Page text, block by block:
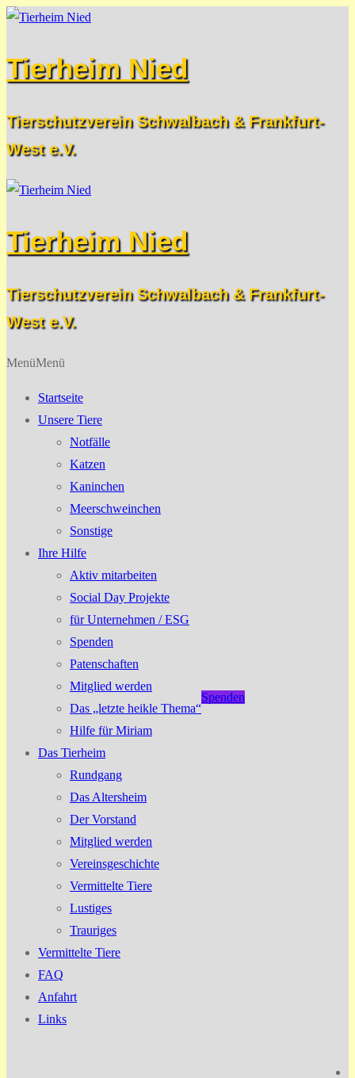
Zum
springen
Menü
Schließen
Tierheim Nied
Tierschutzverein Schwalbach & Frankfurt-
West e.V.
Tierheim Nied
Tierschutzverein Schwalbach & Frankfurt-
West e.V.
MenüMenü
Startseite
Unsere Tiere
Notfälle
Katzen
Kaninchen
Meerschweinchen
Sonstige
Ihre Hilfe
Aktiv mitarbeiten
Social Day Projekte
für Unternehmen / ESG
Spenden
Patenschaften
Mitglied werden
Das „letzte heikle Thema“
Hilfe für Miriam
Das Tierheim
Rundgang
Das Altersheim
Der Vorstand
Mitglied werden
Vereinsgeschichte
Vermittelte Tiere
Lustiges
Trauriges
Vermittelte Tiere
FAQ
Anfahrt
Links
Spenden